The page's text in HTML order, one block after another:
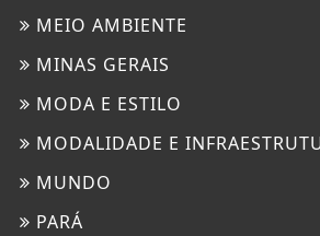
MEIO AMBIENTE
MINAS GERAIS
MODA E ESTILO
MODALIDADE E
MUNDO
PARÁ